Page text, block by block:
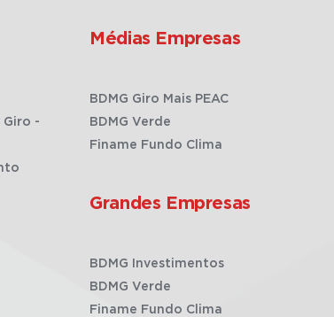
Giro -
Médias Empresas
BDMG Giro Mais PEAC
BDMG Verde
Finame Fundo Clima
Grandes Empresas
BDMG Investimentos
BDMG Verde
Finame Fundo Clima